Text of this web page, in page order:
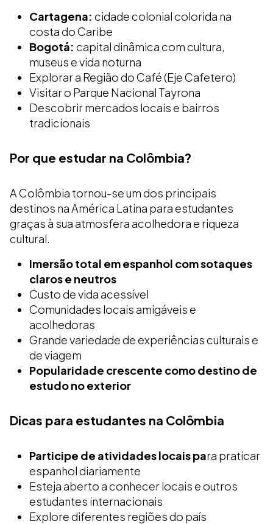
Cartagena: cidade colonial colorida na
costa do Caribe
Bogotá: capital dinâmica com cultura,
museus e vida noturna
Explorar a Região do Café (Eje Cafetero)
Visitar o Parque Nacional Tayrona
Descobrir mercados locais e bairros
tradicionais
Por que estudar na Colômbia?
A Colômbia tornou-se um dos principais
destinos na América Latina para estudantes
graças à sua atmosfera acolhedora e riqueza
cultural.
Imersão total em espanhol com sotaques
claros e neutros
Custo de vida acessível
Comunidades locais amigáveis e
acolhedoras
Grande variedade de experiências culturais e
de viagem
Popularidade crescente como destino de
estudo no exterior
Dicas para estudantes na Colômbia
Participe de atividades locais para praticar
espanhol diariamente
Esteja aberto a conhecer locais e outros
estudantes internacionais
Explore diferentes regiões do país